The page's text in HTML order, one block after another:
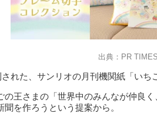
出典：PR TIMES
れた、サンリオの月刊機関紙「いち
の王さまの「世界中のみんなが仲良
聞を作ろうという提案から。